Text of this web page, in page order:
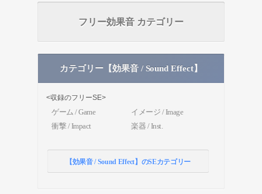
フリー効果音 カテゴリー
カテゴリー【効果音 / Sound Effect】
<収録のフリーSE>
ゲーム / Game
イメージ / Image
衝撃 / Impact
楽器 / Inst.
【効果音 / Sound Effect】のSEカテゴリー